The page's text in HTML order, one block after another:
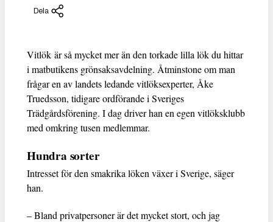
Dela
Vitlök är så mycket mer än den torkade lilla lök du hittar
i matbutikens grönsaksavdelning. Åtminstone om man
frågar en av landets ledande vitlöksexperter, Åke
Truedsson, tidigare ordförande i Sveriges
Trädgårdsförening. I dag driver han en egen vitlöksklubb
med omkring tusen medlemmar.
Hundra sorter
Intresset för den smakrika löken växer i Sverige, säger
han.
– Bland privatpersoner är det mycket stort, och jag